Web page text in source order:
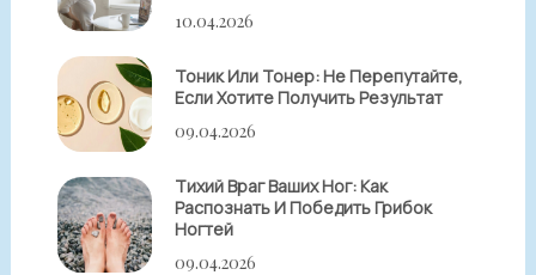
10.04.2026
Тоник Или Тонер: Не Перепутайте,
Если Хотите Получить Результат
09.04.2026
Тихий Враг Ваших Ног: Как
Распознать И Победить Грибок
Ногтей
09.04.2026